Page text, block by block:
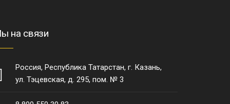
на связи
Россия, Республика Татарстан, г. Казань,
ул. Тэцевская, д. 295, пом. № 3